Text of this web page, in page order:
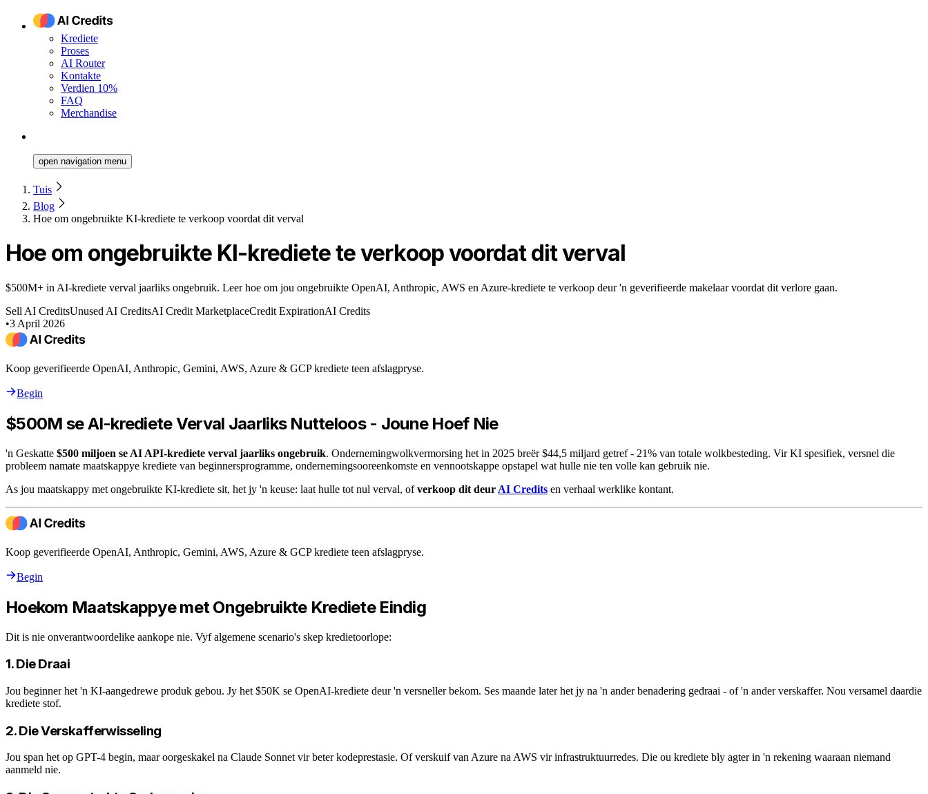
Krediete
Proses
AI Router
Kontakte
Verdien 10%
FAQ
Merchandise
open navigation menu
Tuis
Blog
Hoe om ongebruikte KI-krediete te verkoop voordat dit verval
Hoe om ongebruikte KI-krediete te verkoop voordat dit verval
$500M+ in AI-krediete verval jaarliks ongebruik. Leer hoe om jou ongebruikte OpenAI, Anthropic, AWS en Azure-krediete te verkoop deur 'n geverifieerde makelaar voordat dit verlore gaan.
Sell AI CreditsUnused AI CreditsAI Credit MarketplaceCredit ExpirationAI Credits
•3 April 2026
Koop geverifieerde OpenAI, Anthropic, Gemini, AWS, Azure & GCP krediete teen afslagpryse.
Begin
$500M se AI-krediete Verval Jaarliks Nutteloos - Joune Hoef Nie
'n Geskatte $500 miljoen se AI API-krediete verval jaarliks ongebruik. Ondernemingwolkvermorsing het in 2025 breër $44,5 miljard getref - 21% van totale wolkbesteding. Vir KI spesifiek, versnel die
probleem namate maatskappye krediete van beginnersprogramme, ondernemingsooreenkomste en vennootskappe opstapel wat hulle nie ten volle kan gebruik nie.
As jou maatskappy met ongebruikte KI-krediete sit, het jy 'n keuse: laat hulle tot nul verval, ofverkoop dit deur AI Credits en verhaal werklike kontant.
Koop geverifieerde OpenAI, Anthropic, Gemini, AWS, Azure & GCP krediete teen afslagpryse.
Begin
Hoekom Maatskappye met Ongebruikte Krediete Eindig
Dit is nie onverantwoordelike aankope nie. Vyf algemene scenario's skep kredietoorlope:
1. Die Draai
Jou beginner het 'n KI-aangedrewe produk gebou. Jy het $50K se OpenAI-krediete deur 'n versneller bekom. Ses maande later het jy na 'n ander benadering gedraai - of 'n ander verskaffer. Nou versamel daardie
krediete stof.
2. Die Verskafferwisseling
Jou span het op GPT-4 begin, maar oorgeskakel na Claude Sonnet vir beter kodeprestasie. Of verskuif van Azure na AWS vir infrastruktuurredes. Die ou krediete bly agter in 'n rekening waaraan niemand
aanmeld nie.